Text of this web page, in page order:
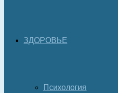
ЗДОРОВЬЕ
Психология